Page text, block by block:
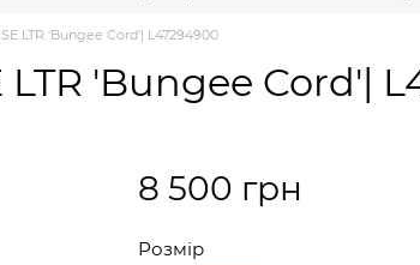
LTR 'Bungee Cord'| L47294900
LTR 'Bungee Cord'|
8 500 грн
Розмір